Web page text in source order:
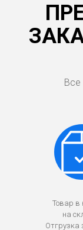
Все
Товар в
на
Отгрузка